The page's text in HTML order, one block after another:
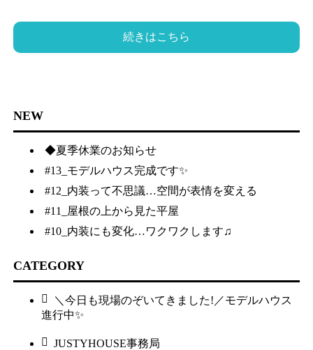
続きはこちら
NEW
◆夏季休業のお知らせ
#13_モデルハウス完成です✨
#12_内装って不思議…空間が表情を変える
#11_屋根の上から見た平屋
#10_内装にも変化…ワクワクします♫
CATEGORY
＼今日も現場のぞいてきました!／モデルハウス
進行中✨
JUSTYHOUSE事務局